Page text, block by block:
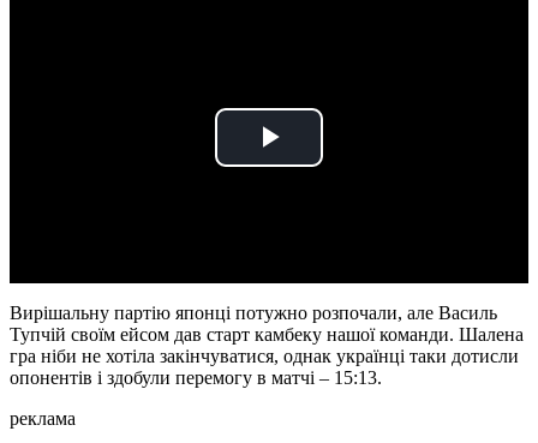
Play
Вирішальну партію японці потужно розпочали, але Василь
Тупчій своїм ейсом дав старт камбеку нашої команди. Шалена
гра ніби не хотіла закінчуватися, однак українці таки дотисли
опонентів і здобули перемогу в матчі – 15:13.
реклама